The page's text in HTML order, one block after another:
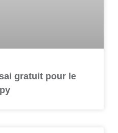
gratuit pour le